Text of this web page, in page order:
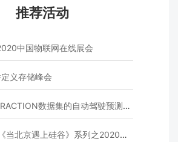
推荐活动
中国物联网在线展会
义存储峰会
数据集的自动驾驶预测模型挑战赛
北京遇上硅谷》系列之2020年度开源峰会